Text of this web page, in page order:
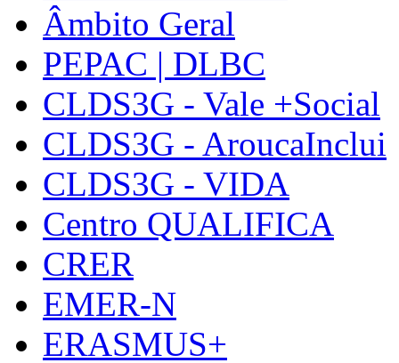
Âmbito Geral
PEPAC | DLBC
CLDS3G - Vale +Social
CLDS3G - AroucaInclui
CLDS3G - VIDA
Centro QUALIFICA
CRER
EMER-N
ERASMUS+